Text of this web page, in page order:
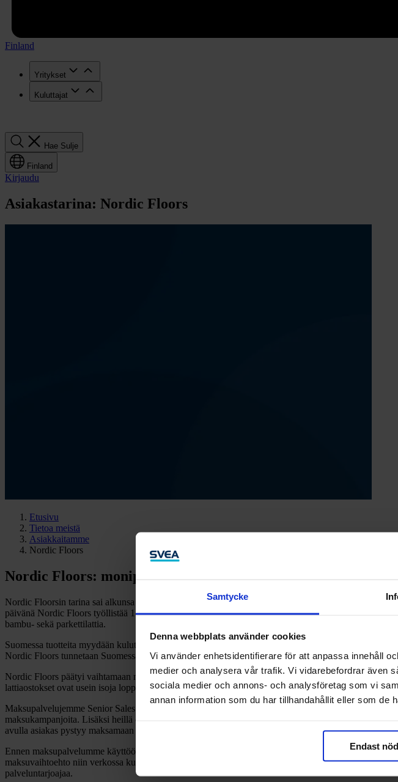
Samtycke
Denna webbplats använder cookies
Vi använder enhetsidentifierare för att anpassa innehåll
medier och analysera vår trafik. Vi vidarebefordrar även
sociala medier och annons- och analysföretag som vi
annan information som du har tillhandahållit eller som de
Endast
Finland
Yritykset
Kuluttajat
Hae Sulje
Finland
Kirjaudu
Asiakastarina: Nordic Floors
Etusivu
Tietoa meistä
Asiakkaitamme
Nordic Floors
Nordic Floors: monipuoliset maksutavat sekä verkkoon että
Nordic Floorsin tarina sai alkunsa Lapualla vuonna 2016, kun yrityksen perustaja ja toimitusjohtaja
päivänä Nordic Floors työllistää 15 henkeä ja yrityksen tuotteita myydään Suomen lisäksi
bambu- sekä parkettilattia.
Suomessa tuotteita myydään kuluttajille kahdessa showroomissa sekä kolmessa verkkokaupassa.
Nordic Floors tunnetaan Suomessa tuotenimilläVinyylilattiakauppa,Nordic BamboosekäLapua
Nordic Floors päätyi vaihtamaan maksupalveluntarjoajansa meihin, koska yritys halusi tarjota
lattiaostokset ovat usein isoja loppusummaltaan.
Maksupalvelujemme Senior Sales Manager
kommentoi yhteistyön alkutaivalta:
maksukampanjoita. Lisäksi heillä oli tarvetta verkkokaupan maksutavoille, jotka toimisivat sekä
avulla asiakas pystyy maksamaan ostoksensa asuinmaansa maksutavoilla.”
Ennen maksupalvelumme käyttöönottoa Nordic Floorsin asiakkailla ei juurikaan ollut
maksuvaihtoehto niin verkossa kuin myymälänkin puolella”, kertoo Kallio. Myös Svean läsnäolo
palveluntarjoajaa.